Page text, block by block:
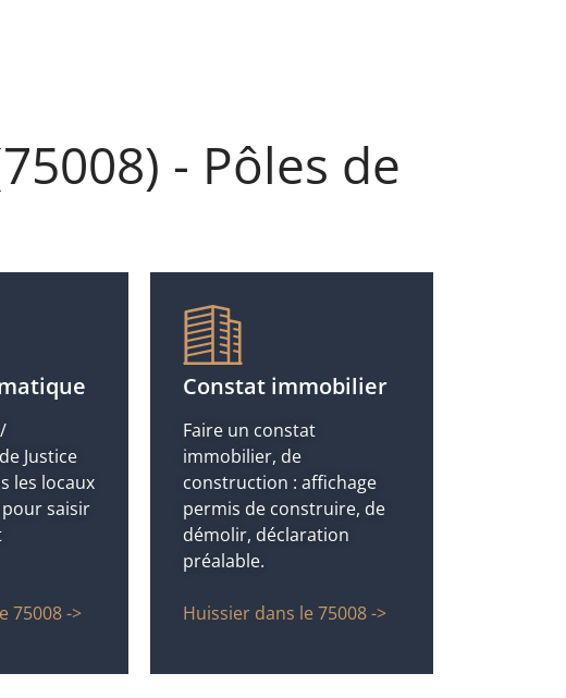
- Pôles de
Justice
les locaux
pour saisir
75008 ->
Constat immobilier
Faire un constat
immobilier, de
construction : affichage
permis de construire, de
démolir, déclaration
préalable.
Huissier dans le 75008 ->